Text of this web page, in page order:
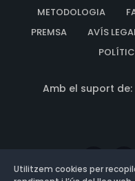
METODOLOGIA
PREMSA
AVÍS
Amb el suport
Utilitzem cookies per